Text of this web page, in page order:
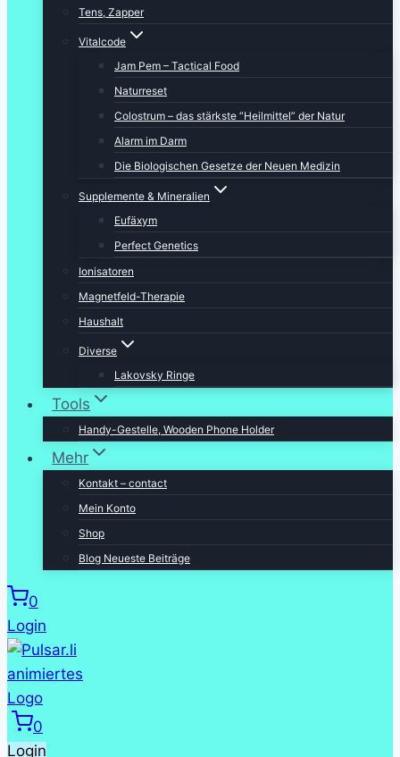
Tens, Zapper
Vitalcode
Jam Pem – Tactical Food
Naturreset
Colostrum – das stärkste “Heilmittel” der Natur
Alarm im Darm
Die Biologischen Gesetze der Neuen Medizin
Supplemente & Mineralien
Eufäxym
Perfect Genetics
Ionisatoren
Magnetfeld-Therapie
Haushalt
Diverse
Lakovsky Ringe
Tools
Handy-Gestelle, Wooden Phone Holder
Mehr
Kontakt – contact
Mein Konto
Shop
Blog Neueste Beiträge
0
Login
0
Login